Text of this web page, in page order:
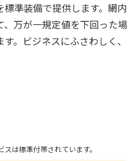
準装備で提供します。網内
万が一規定値を下回った場
。ビジネスにふさわしく、
は標準付帯されています。